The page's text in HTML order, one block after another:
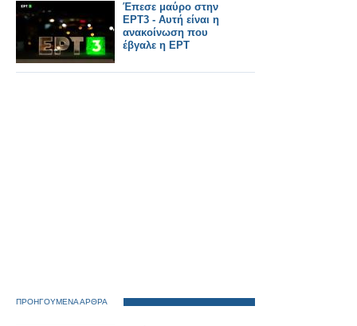
Έπεσε μαύρο στην
ΕΡΤ3 - Αυτή είναι η
ανακοίνωση που
έβγαλε η ΕΡΤ
ΠΡΟΗΓΟΥΜΕΝΑ ΑΡΘΡΑ